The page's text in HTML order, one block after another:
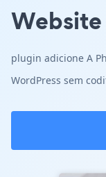
Website
plugin adicione A
WordPress sem